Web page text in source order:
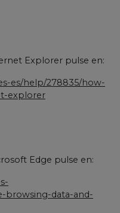
Explorer pulse en:
es/help/278835/how-
explorer
Edge pulse en:
browsing-data-and-